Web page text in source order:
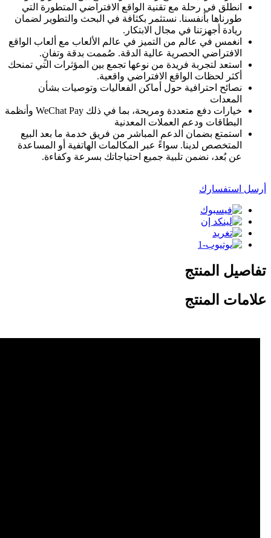
انطلق في رحلة مع تقنية الواقع الافتراضي المتطورة التي
طورناها بأنفسنا. نستثمر بكثافة في البحث والتطوير لضمان
ريادة أجهزتنا في مجال الابتكار.
انغمس في عالم من التميز في عالم الألعاب مع ألعاب الواقع
الافتراضي الحصرية عالية الدقة. صُممت بدقة وتفانٍ.
استعد لتجربة فريدة من نوعها تجمع بين المؤثرات التي تمنحك
أكثر لحظات الواقع الافتراضي واقعية.
نصائح احترافية حول أماكن الفعاليات وتوصيات بشأن
المعدات
خيارات دفع متعددة ومريحة، بما في ذلك WeChat Pay وأنظمة
البطاقات ودعم العملات المعدنية
استمتع بضمان الدعم المباشر من فريق خدمة ما بعد البيع
المتخصص لدينا. سواءً عبر المكالمات الهاتفية أو المساعدة
عن بُعد، نضمن تلبية جميع احتياجاتك بسرعة وكفاءة.
أرسل استفسارك
تفاصيل المنتج
علامات المنتج